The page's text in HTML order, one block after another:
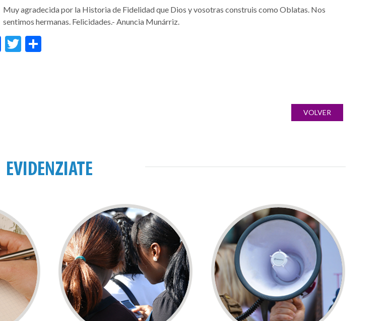
Muy agradecida por la Historia de Fidelidad que Dios y vosotras construis como Oblatas. Nos
sentimos hermanas. Felicidades.- Anuncia Munárriz.
Facebook
Twitter
Condividi
VOLVER
EVIDENZIATE